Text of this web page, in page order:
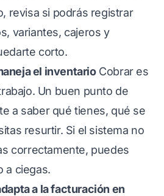
revisa si podrás registrar
variantes, cajeros y
corto.
el inventarioCobrar es
Un buen punto de
a saber qué tienes, qué se
resurtir. Si el sistema no
correctamente, puedes
a ciegas.
a la facturación en